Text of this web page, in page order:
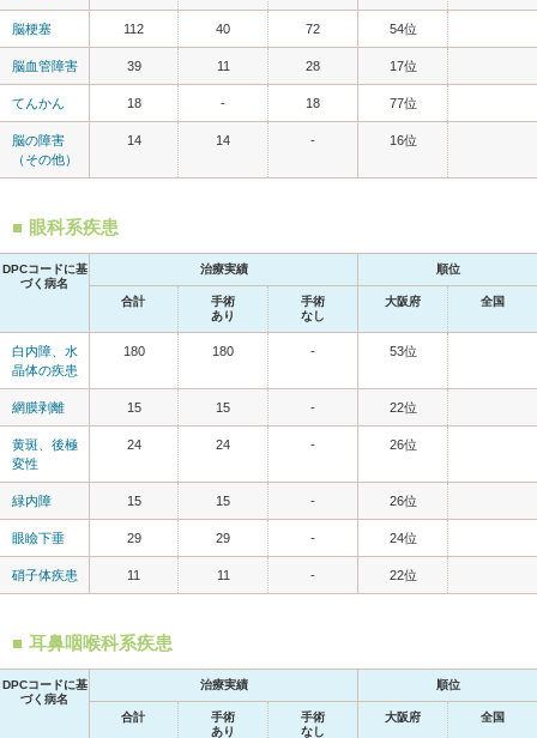
脳梗塞 112 40 72 54位
脳血管障害 39 11 28 17位
てんかん 18 - 18 77位
脳の障害
（その他）
14 14 - 16位
眼科系疾患
DPCコードに基
づく病名
治療実績 順位
合計
手術
あり
手術
なし
大阪府 全国
白内障、水
晶体の疾患
180 180 - 53位
網膜剥離 15 15 - 22位
黄斑、後極
変性
24 24 - 26位
緑内障 15 15 - 26位
眼瞼下垂 29 29 - 24位
硝子体疾患 11 11 - 22位
耳鼻咽喉科系疾患
DPCコードに基
づく病名
治療実績 順位
合計
手術
あり
手術
なし
大阪府 全国